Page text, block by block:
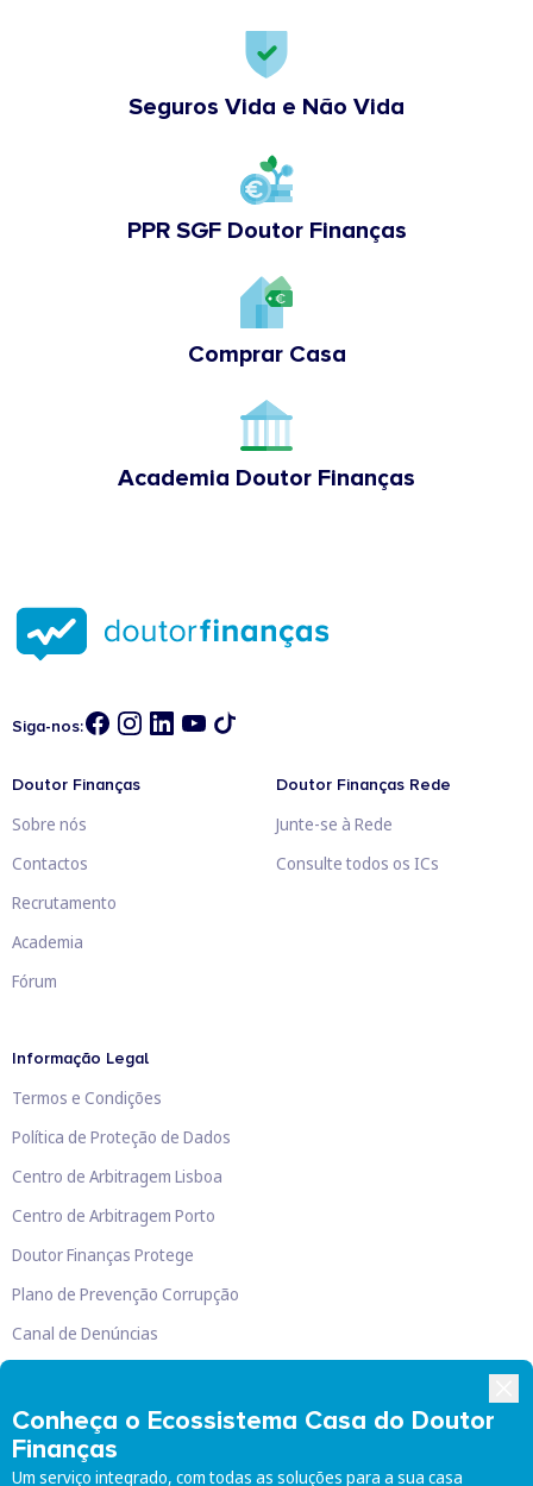
Seguros Vida e Não Vida
PPR SGF Doutor Finanças
Comprar Casa
Academia Doutor Finanças
Conheça o Ecossistema Casa do Doutor
Finanças
Um serviço integrado, com todas as soluções para a sua casa
Siga-nos:
Doutor Finanças
Sobre nós
Contactos
Recrutamento
Academia
Fórum
Doutor Finanças Rede
Junte-se à Rede
Consulte todos os ICs
Informação Legal
Termos e Condições
Política de Proteção de Dados
Centro de Arbitragem Lisboa
Centro de Arbitragem Porto
Doutor Finanças Protege
Plano de Prevenção Corrupção
Canal de Denúncias